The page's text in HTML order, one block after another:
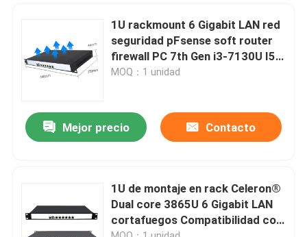
1U rackmount 6 Gigabit LAN red
seguridad pFsense soft router
firewall PC 7th Gen i3-7130U I5-
7360U i7-7560U
MOQ：1 unidad
Mejor precio Contacto
1U de montaje en rack Celeron®
Dual core 3865U 6 Gigabit LAN
cortafuegos Compatibilidad con